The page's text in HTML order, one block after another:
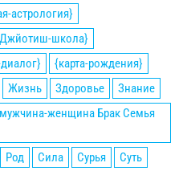
астрология}
школа}
{карта-рождения}
Жизнь Здоровье
Знание
женщина Брак Семья
Род Сила Сурья
Суть